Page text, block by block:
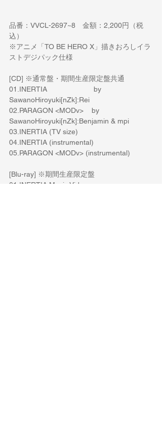
品番：VVCL-2697~8　金額：2,200円（税
込）
※アニメ「TO BE HERO X」描きおろしイラ
ストデジパック仕様
[CD] ※通常盤・期間生産限定盤共通
01.INERTIA                       by
SawanoHiroyuki[nZk]:Rei
02.PARAGON <MODv>    by
SawanoHiroyuki[nZk]:Benjamin & mpi
03.INERTIA (TV size)
04.INERTIA (instrumental)
05.PARAGON <MODv> (instrumental)
[Blu-ray] ※期間生産限定盤
01.INERTIA Music Video